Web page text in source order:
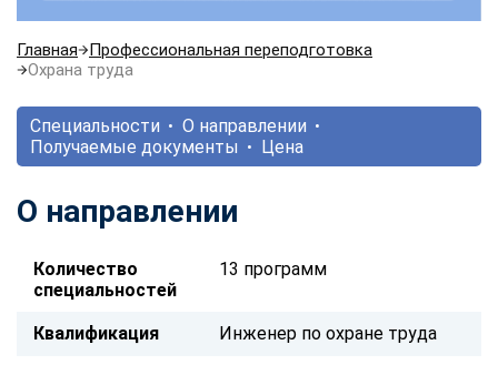
Главная
Профессиональная переподготовка
Охрана труда
Специальности
О направлении
Получаемые документы
Цена
О направлении
Количество
специальностей
13 программ
Квалификация Инженер по охране труда